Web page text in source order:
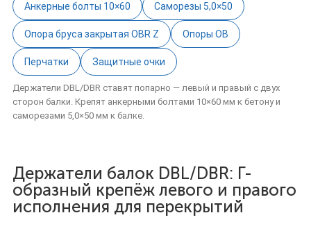
Анкерные болты 10×60 Саморезы 5,0×50
Опора бруса закрытая OBR Z Опоры OB
Перчатки Защитные очки
Держатели DBL/DBR ставят попарно — левый и правый с двух
сторон балки. Крепят анкерными болтами 10×60 мм к бетону и
саморезами 5,0×50 мм к балке.
Держатели балок DBL/DBR: Г-
образный крепёж левого и правого
исполнения для перекрытий